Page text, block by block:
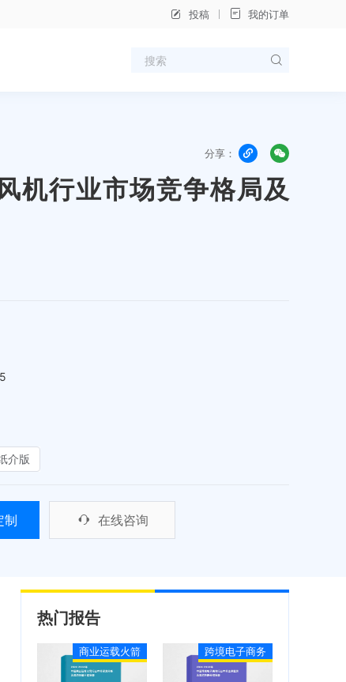
投稿 我的订单
分享：
机行业市场竞争格局及
介版
制 在线咨询
热门报告
商业运载火箭 跨境电子商务